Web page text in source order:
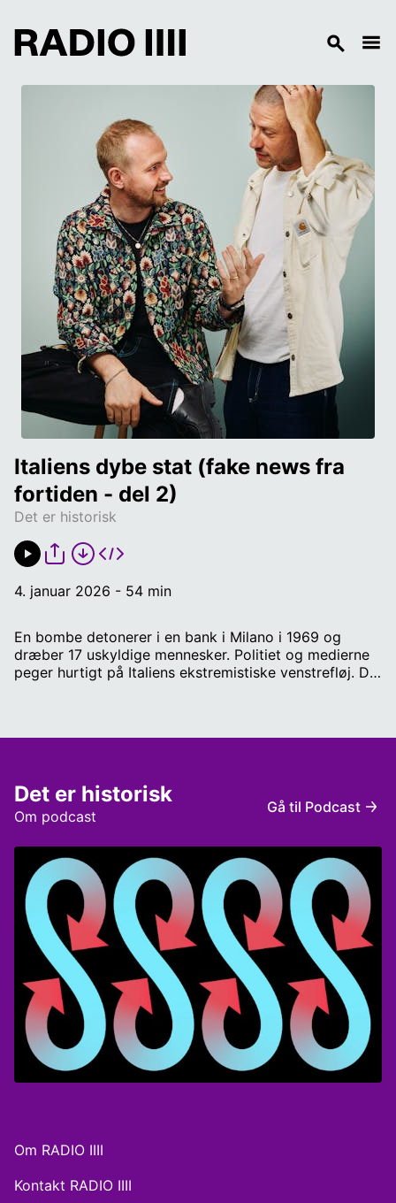
Det er historisk
Italiens dybe stat (fake news fra
fortiden - del 2)
4. januar 2026 - 54 min
En bombe detonerer i en bank i Milano i 1969 og
dræber 17 uskyldige mennesker. Politiet og medierne
peger hurtigt på Italiens ekstremistiske venstrefløj. De
Dyrborg / Producer og redaktør: Rune Sparre
Om podcast
Det er historisk Gå til Podcast
Om RADIO IIII
Kontakt RADIO IIII